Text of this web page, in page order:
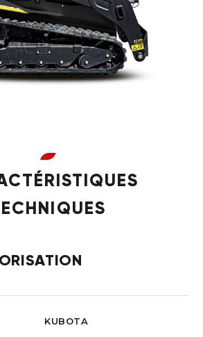
KUBOTA